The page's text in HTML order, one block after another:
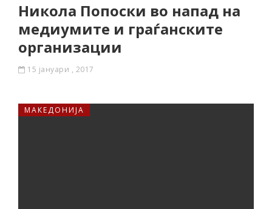
Никола Попоски во напад на
медиумите и граѓанските
организации
15 јануари , 2017
МАКЕДОНИЈА